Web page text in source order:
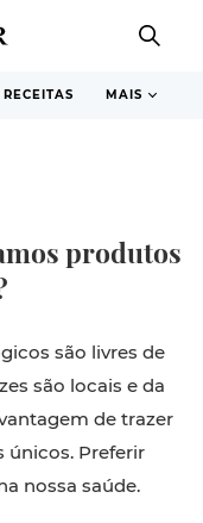
RECEITAS MAIS
produtos
são livres de
são locais e da
de trazer
únicos. Preferir
nossa saúde.